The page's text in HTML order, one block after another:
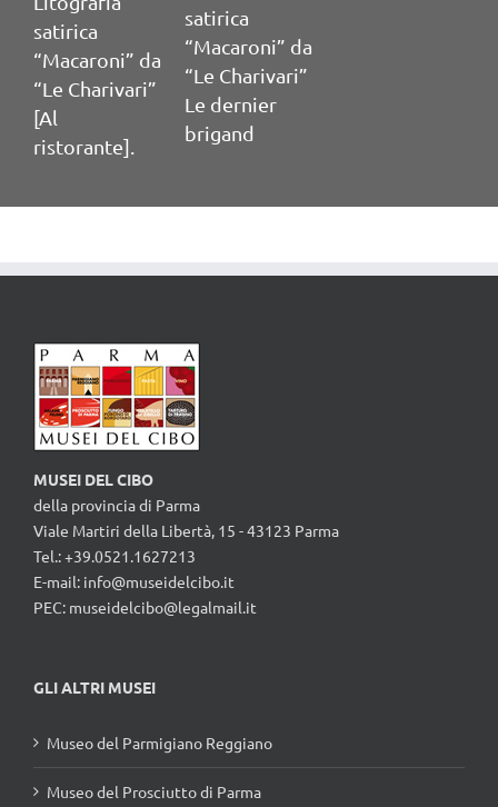
satirica
“Macaroni” da
“Le Charivari”
[Al
ristorante].
satirica
“Macaroni” da
“Le Charivari”
Le dernier
brigand
MUSEI DEL CIBO
della provincia di Parma
Viale Martiri della Libertà, 15 - 43123 Parma
Tel.: +39.0521.1627213
E-mail: info@museidelcibo.it
PEC: museidelcibo@legalmail.it
GLI ALTRI MUSEI
Museo del Parmigiano Reggiano
Museo del Prosciutto di Parma